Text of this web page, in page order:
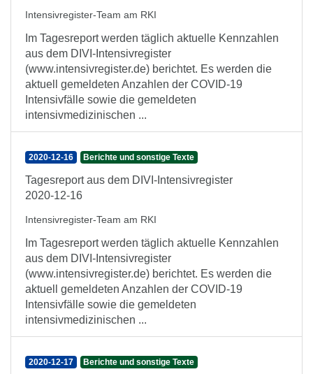
Intensivregister-Team am RKI
Im Tagesreport werden täglich aktuelle Kennzahlen
aus dem DIVI-Intensivregister
(www.intensivregister.de) berichtet. Es werden die
aktuell gemeldeten Anzahlen der COVID-19
Intensivfälle sowie die gemeldeten
intensivmedizinischen ...
2020-12-16 Berichte und sonstige Texte
Tagesreport aus dem DIVI-Intensivregister
2020-12-16
Intensivregister-Team am RKI
Im Tagesreport werden täglich aktuelle Kennzahlen
aus dem DIVI-Intensivregister
(www.intensivregister.de) berichtet. Es werden die
aktuell gemeldeten Anzahlen der COVID-19
Intensivfälle sowie die gemeldeten
intensivmedizinischen ...
2020-12-17 Berichte und sonstige Texte